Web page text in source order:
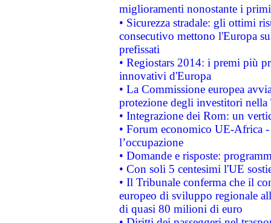
miglioramenti nonostante i
• Sicurezza stradale: gli ottimi
consecutivo mettono l'Europa
prefissati
• Regiostars 2014: i premi più
innovativi d'Europa
• La Commissione europea
protezione degli investitori
• Integrazione dei Rom: un
• Forum economico UE-Africa -
l’occupazione
• Domande e risposte:
• Con soli 5 centesimi l'UE
• Il Tribunale conferma che il
europeo di sviluppo regionale
di quasi 80 milioni di euro